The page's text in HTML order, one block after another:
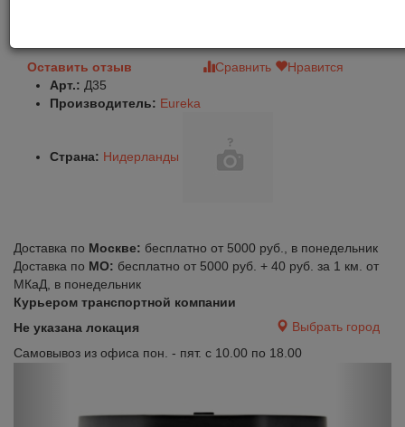
Оставить отзыв Сравнить
Нравится
Арт.: Д35
Производитель: Eureka
Страна: Нидерланды
Доставка по Москве: бесплатно от 5000 руб., в понедельник
Доставка по МО: бесплатно от 5000 руб. + 40 руб. за 1 км. от
МКаД, в понедельник
Курьером транспортной компании
Не указана локация
Выбрать город
Самовывоз из офиса пон. - пят. с 10.00 по 18.00